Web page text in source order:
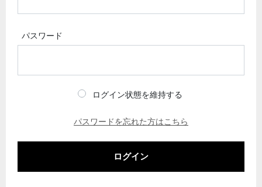
パスワード
ログイン状態を維持する
パスワードを忘れた方はこちら
ログイン